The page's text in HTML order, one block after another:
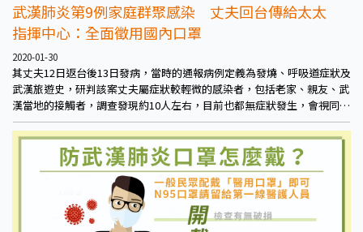
武漢肺炎第9例家庭群聚感染 丈夫回台傳給太太
指揮中心：全面徵用國內口罩
2020-01-30
其丈夫12日返台後13日發病，當時的通報病例定義為發燒、呼吸道症狀及
武漢旅遊史，研判該案丈夫屬症狀較輕微的感染者，包括老家、親友、武
漢當地的接觸者，調查發現約10人左右，目前也都無症狀發生，會視同感
染個案，持續處以高規格之追蹤監控。